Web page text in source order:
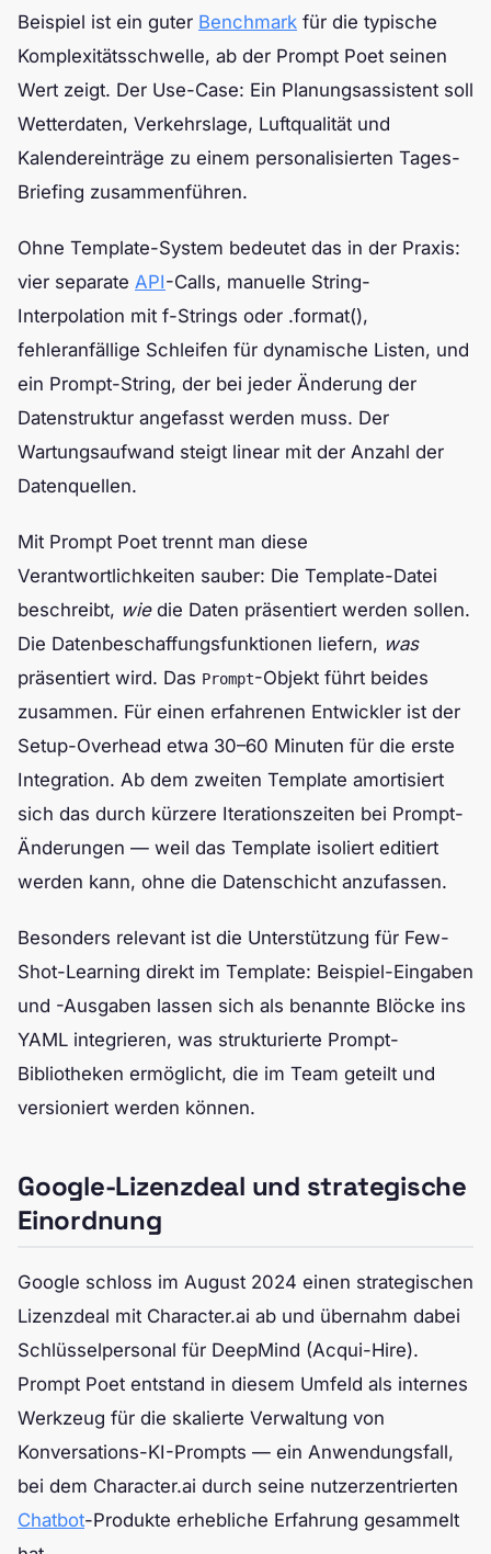
Beispiel ist ein guter Benchmark für die typische
Komplexitätsschwelle, ab der Prompt Poet seinen
Wert zeigt. Der Use-Case: Ein Planungsassistent soll
Wetterdaten, Verkehrslage, Luftqualität und
Kalendereinträge zu einem personalisierten Tages-
Briefing zusammenführen.
Ohne Template-System bedeutet das in der Praxis:
vier separate API-Calls, manuelle String-
Interpolation mit f-Strings oder .format(),
fehleranfällige Schleifen für dynamische Listen, und
ein Prompt-String, der bei jeder Änderung der
Datenstruktur angefasst werden muss. Der
Wartungsaufwand steigt linear mit der Anzahl der
Datenquellen.
Mit Prompt Poet trennt man diese
Verantwortlichkeiten sauber: Die Template-Datei
beschreibt, wiedie Daten präsentiert werden sollen.
Die Datenbeschaffungsfunktionen liefern, was
präsentiert wird. Das Prompt-Objekt führt beides
zusammen. Für einen erfahrenen Entwickler ist der
Setup-Overhead etwa 30–60 Minuten für die erste
Integration. Ab dem zweiten Template amortisiert
sich das durch kürzere Iterationszeiten bei Prompt-
Änderungen — weil das Template isoliert editiert
werden kann, ohne die Datenschicht anzufassen.
Besonders relevant ist die Unterstützung für Few-
Shot-Learning direkt im Template: Beispiel-Eingaben
und -Ausgaben lassen sich als benannte Blöcke ins
YAML integrieren, was strukturierte Prompt-
Bibliotheken ermöglicht, die im Team geteilt und
versioniert werden können.
Google-Lizenzdeal und strategische
Einordnung
Google schloss im August 2024 einen strategischen
Lizenzdeal mit Character.ai ab und übernahm dabei
Schlüsselpersonal für DeepMind (Acqui-Hire).
Prompt Poet entstand in diesem Umfeld als internes
Werkzeug für die skalierte Verwaltung von
Konversations-KI-Prompts — ein Anwendungsfall,
bei dem Character.ai durch seine nutzerzentrierten
Chatbot-Produkte erhebliche Erfahrung gesammelt